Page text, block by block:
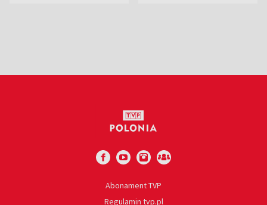
Abonament TVP
Regulamin tvp.pl